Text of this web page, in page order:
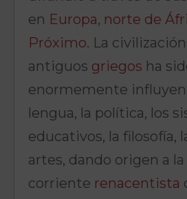
en Europa, norte de
Próximo. La
antiguos griegos ha
enormemente
lengua, la política, los
educativos, la filosofía,
artes, dando origen a la
corriente renacentista